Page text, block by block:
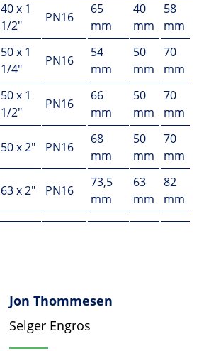
40 x 1
1/2"
PN16
65
mm
40
mm
58
mm
50 x 1
1/4"
PN16
54
mm
50
mm
70
mm
50 x 1
1/2"
PN16
66
mm
50
mm
70
mm
50 x 2" PN16
68
mm
50
mm
70
mm
63 x 2" PN16
73,5
mm
63
mm
82
mm
Jon Thommesen
Selger Engros